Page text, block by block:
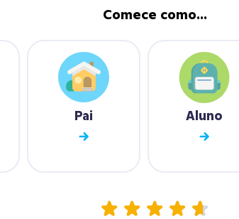
Comece como...
Pai Aluno